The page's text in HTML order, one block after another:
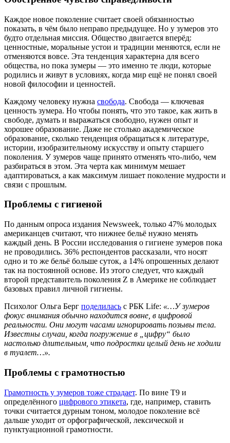
Каждое новое поколение считает своей обязанностью
показать, в чём было неправо предыдущее. Но у зумеров это
будто отдельная миссия. Общество двигается вперёд:
ценностные, моральные устои и традиции меняются, если не
отменяются вовсе. Эта тенденция характерна для всего
общества, но пока зумеры — это именно те люди, которые
родились и живут в условиях, когда мир ещё не понял своей
новой философии и ценностей.
Каждому человеку нужна свобода. Свобода — ключевая
ценность зумера. Но чтобы понять, что это такое, как жить в
свободе, думать и выражаться свободно, нужен опыт и
хорошее образование. Даже не столько академическое
образование, сколько тенденция обращаться к литературе,
истории, изобразительному искусству и опыту старшего
поколения. У зумеров чаще принято отменять что-либо, чем
разбираться в этом. Эта черта как минимум мешает
адаптироваться, а как максимум лишает поколение мудрости и
связи с прошлым.
Проблемы с гигиеной
По данным опроса издания Newsweek, только 47% молодых
американцев считают, что нижнее бельё нужно менять
каждый день. В России исследования о гигиене зумеров пока
не проводились. 36% респондентов рассказали, что носят
одно и то же бельё больше суток, а 14% опрошенных делают
так на постоянной основе. Из этого следует, что каждый
второй представитель поколения Z в Америке не соблюдает
базовых правил личной гигиены.
Психолог Ольга Берг поделилась с РБК Life: «…У зумеров
фокус внимания обычно находится вовне, в цифровой
реальности. Они могут часами игнорировать позывы тела.
Известны случаи, когда погружение в „цифру“ было
настолько длительным, что подростки целый день не ходили
в туалет…».
Проблемы с грамотностью
Грамотность у зумеров тоже страдает. По вине Т9 и
определённого цифрового этикета, где, например, ставить
точки считается дурным тоном, молодое поколение всё
дальше уходит от орфографической, лексической и
пунктуационной грамотности.